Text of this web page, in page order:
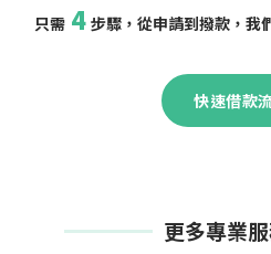
只需 4 步驟，從申請到撥款，我
快速借款
更多專業